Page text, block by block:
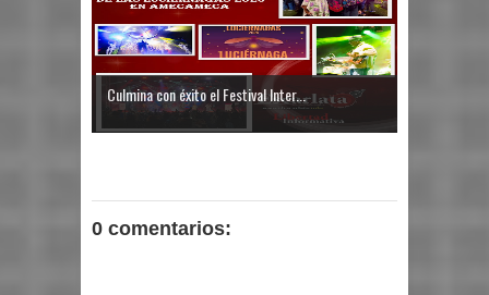
Culmina con éxito el Festival Inter...
0 comentarios: